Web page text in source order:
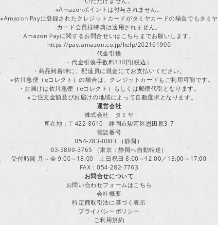
※Amazonポイントは付与されません。
※Amazon Payに登録されたクレジットカードがタミヤカードの場合でもタミヤ
カード会員様特典は適用されません。
Amazon Payに関するお問合せいはこちらまでお願いします。
https://pay.amazon.co.jp/help/202161900
代金引換
・代金引換手数料330円(税込）
・商品到着時に、配達員に現金にてお支払いください。
※佐川急便（eコレクト）の場合は、クレジットカードもご利用可能です。
・お届けは佐川急便（eコレクト）もしくは郵便代引となります。
※ご注文金額及びお届けの地域によって自動選択となります。
運営会社
株式会社 タミヤ
所在地：〒422-8610 静岡市駿河区恩田原3-7
電話番号
054-283-0003 （静岡）
03-3899-3765 （東京：静岡へ自動転送）
受付時間 月～金 9:00～18:00 土日祝日 8:00～12:00／13:00～17:00
FAX：054-282-7763
お問合せについて
お問い合わせフォームはこちら
会社概要
特定商取引法に基づく表示
プライバシーポリシー
ご利用規約